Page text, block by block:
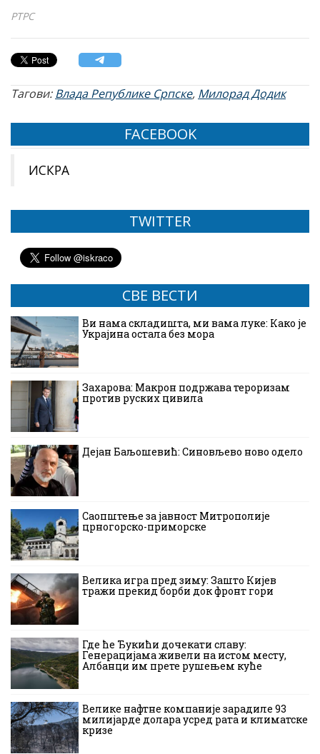
РТРС
Тагови:Влада Републике Српске, Милорад Додик
FACEBOOK
ИСКРА
TWITTER
СВЕ ВЕСТИ
Ви нама складишта, ми вама луке: Како је
Украјина остала без мора
Захарова: Макрон подржава тероризам
против руских цивила
Дејан Баљошевић: Синовљево ново одело
Саопштење за јавност Митрополије
црногорско-приморске
Велика игра пред зиму: Зашто Кијев
тражи прекид борби док фронт гори
Где ће Ђукићи дочекати славу:
Генерацијама живели на истом месту,
Албанци им прете рушењем куће
Велике нафтне компаније зарадиле 93
милијарде долара усред рата и климатске
кризе